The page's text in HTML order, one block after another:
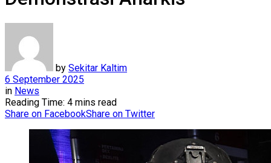
by Sekitar Kaltim
6 September 2025
in News
Reading Time: 4 mins read
Share on FacebookShare on Twitter